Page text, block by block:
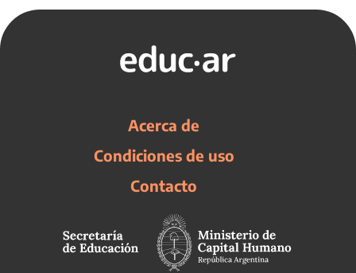
Acerca de
Condiciones de uso
Contacto